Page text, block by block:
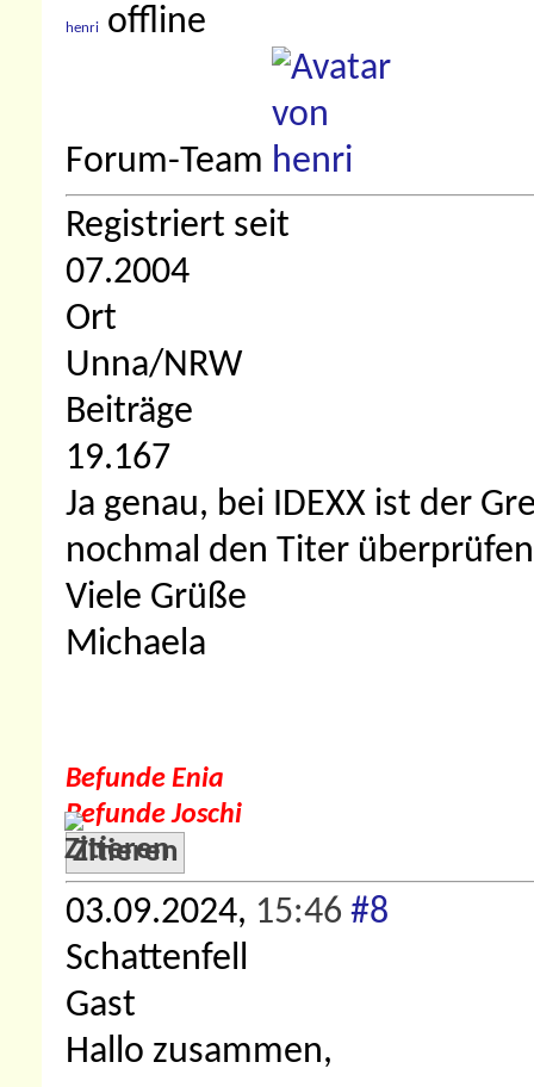
henri
Forum-Team
Registriert seit
07.2004
Ort
Unna/NRW
Beiträge
19.167
Ja genau, bei IDEXX ist der
nochmal den Titer
Viele Grüße
Michaela
Befunde Enia
Befunde Joschi
Zitieren
03.09.2024, 15:46 #8
Schattenfell
Gast
Hallo zusammen,